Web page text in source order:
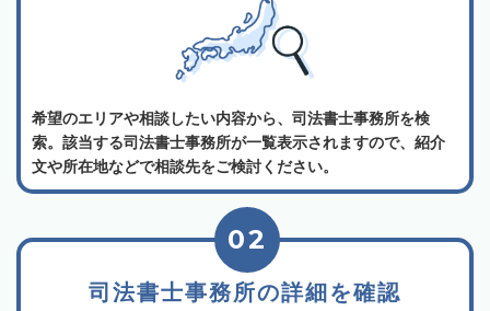
希望のエリアや相談したい内容から、司法書士事務所を検
索。該当する司法書士事務所が一覧表示されますので、紹介
文や所在地などで相談先をご検討ください。
司法書士事務所の詳細を確認
02